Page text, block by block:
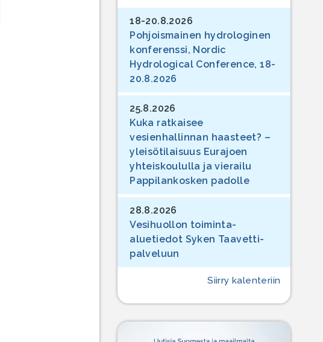
18-20.8.2026
Pohjoismainen hydrologinen
konferenssi, Nordic
Hydrological Conference, 18-
20.8.2026
25.8.2026
Kuka ratkaisee
vesienhallinnan haasteet? –
yleisötilaisuus Eurajoen
yhteiskoululla ja vierailu
Pappilankosken padolle
28.8.2026
Vesihuollon toiminta-
aluetiedot Syken Taavetti-
palveluun
Siirry kalenteriin